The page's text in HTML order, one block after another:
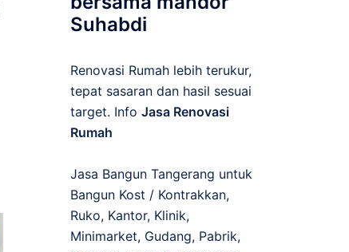
Suhabdi
Renovasi Rumah lebih terukur,
tepat sasaran dan hasil sesuai
target. Info Jasa Renovasi
Rumah
Jasa Bangun Tangerang untuk
Bangun Kost / Kontrakkan,
Ruko, Kantor, Klinik,
Minimarket, Gudang, Pabrik,